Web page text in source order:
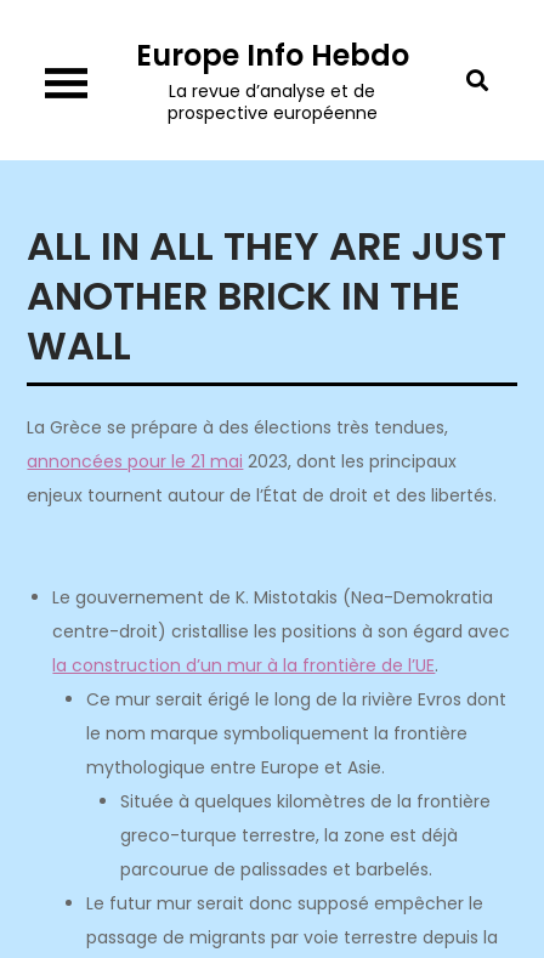
content
Europe Info Hebdo
La revue d’analyse et de
prospective européenne
ALL IN ALL THEY ARE JUST
ANOTHER BRICK IN THE
WALL
La Grèce se prépare à des élections très tendues,
annoncées pour le 21 mai 2023, dont les principaux
enjeux tournent autour de l’État de droit et des libertés.
Le gouvernement de K. Mistotakis (Nea-Demokratia
centre-droit) cristallise les positions à son égard avec
la construction d’un mur à la frontière de l’UE.
Ce mur serait érigé le long de la rivière Evros dont
le nom marque symboliquement la frontière
mythologique entre Europe et Asie.
Située à quelques kilomètres de la frontière
greco-turque terrestre, la zone est déjà
parcourue de palissades et barbelés.
Le futur mur serait donc supposé empêcher le
passage de migrants par voie terrestre depuis la